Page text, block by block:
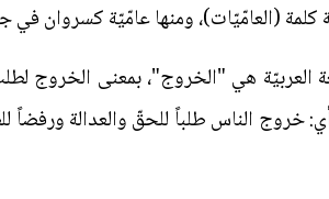
هي "الخروج"، بمعنى الخروج
الناس طلباً للحقّ والعدالة ورفضاً